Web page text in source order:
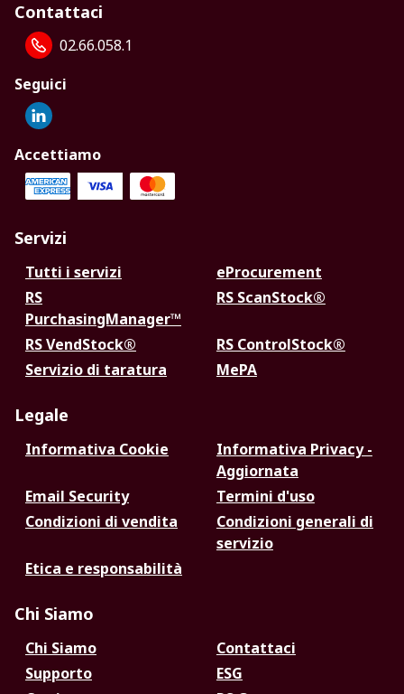
Contattaci
02.66.058.1
Seguici
Accettiamo
Servizi
Tutti i servizi
eProcurement
RS
PurchasingManager™
RS ScanStock®
RS VendStock®
RS ControlStock®
Servizio di taratura
MePA
Legale
Informativa Cookie
Informativa Privacy -
Aggiornata
Email Security
Termini d'uso
Condizioni di vendita
Condizioni generali di
servizio
Etica e responsabilità
Chi Siamo
Chi Siamo
Contattaci
Supporto
ESG